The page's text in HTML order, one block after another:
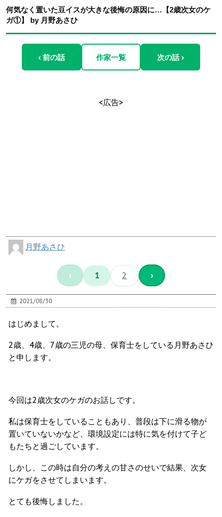
何気なく置いた豆イスが大きな後悔の原因に…【2歳次女のケ
ガ①】 by 月野あさひ
‹ 前の話 作家一覧 次の話 ›
<広告>
月野あさひ
‹ 1 2 ›
2021/08/30
はじめまして。
2歳、4歳、7歳の三児の母、保育士をしている月野あさひ
と申します。
今回は2歳次女のケガのお話しです。
私は保育士をしていることもあり、普段は下に滑る物が
置いていないかなど、環境設定には特に気を付けて子ど
もたちと過ごしています。
しかし、この時は自分の考えの甘さのせいで結果、次女
にケガをさせてしまいます。
とても後悔しました。